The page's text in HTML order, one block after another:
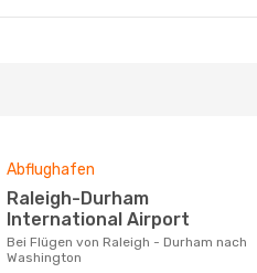
Abflughafen
Raleigh-Durham
International Airport
Bei Flügen von Raleigh - Durham nach
Washington